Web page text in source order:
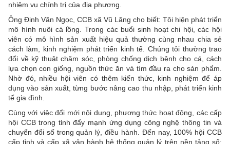
nhiệm vụ chính trị của địa phương.
Ông Đinh Văn Ngọc, CCB xã Vũ Lăng cho biết: Tôi hiện phát triển
mô hình nuôi cá lồng. Trong các buổi sinh hoạt chi hội, các hội
viên có mô hình sản xuất hiệu quả thường cùng nhau chia sẻ
cách làm, kinh nghiệm phát triển kinh tế. Chúng tôi thường trao
đổi về kỹ thuật chăm sóc, phòng chống dịch bệnh cho cá, cách
lựa chọn con giống, nguồn thức ăn và tìm đầu ra cho sản phẩm.
Nhờ đó, nhiều hội viên có thêm kiến thức, kinh nghiệm để áp
dụng vào sản xuất, từng bước nâng cao thu nhập, phát triển kinh
tế gia đình.
Cùng với việc đổi mới nội dung, phương thức hoạt động, các cấp
hội CCB trong tỉnh đẩy mạnh ứng dụng công nghệ thông tin và
chuyển đổi số trong quản lý, điều hành. Đến nay, 100% hội CCB
cấp tỉnh và cấp xã vận hành hệ thống quản lý trên nền tảng số;